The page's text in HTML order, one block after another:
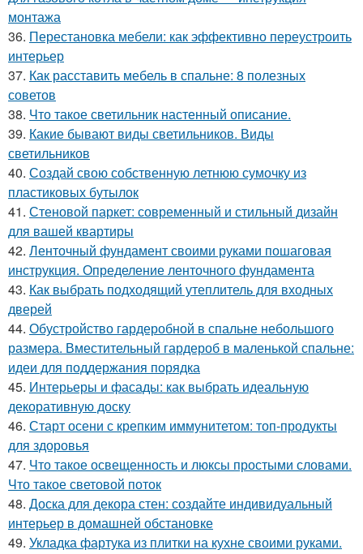
монтажа
36. Перестановка мебели: как эффективно переустроить
интерьер
37. Как расставить мебель в спальне: 8 полезных
советов
38. Что такое светильник настенный описание.
39. Какие бывают виды светильников. Виды
светильников
40. Создай свою собственную летнюю сумочку из
пластиковых бутылок
41. Стеновой паркет: современный и стильный дизайн
для вашей квартиры
42. Ленточный фундамент своими руками пошаговая
инструкция. Определение ленточного фундамента
43. Как выбрать подходящий утеплитель для входных
дверей
44. Обустройство гардеробной в спальне небольшого
размера. Вместительный гардероб в маленькой спальне:
идеи для поддержания порядка
45. Интерьеры и фасады: как выбрать идеальную
декоративную доску
46. Старт осени с крепким иммунитетом: топ-продукты
для здоровья
47. Что такое освещенность и люксы простыми словами.
Что такое световой поток
48. Доска для декора стен: создайте индивидуальный
интерьер в домашней обстановке
49. Укладка фартука из плитки на кухне своими руками.